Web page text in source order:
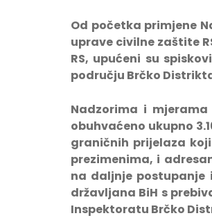
Od početka primjene
uprave civilne zaštite
RS, upućeni su
području Brčko
Nadzorima i
obuhvaćeno ukupno
graničnih prijelaza
prezimenima, i
na daljnje postupanje
državljana BiH s
Inspektoratu Brčko